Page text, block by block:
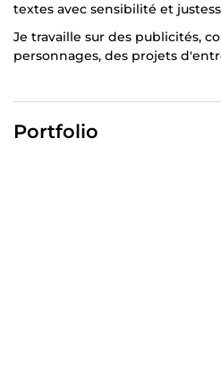
textes avec sensibilité et
Je travaille sur des publicités,
personnages, des projets
Ma voix est vivante, sincère,
Portfolio